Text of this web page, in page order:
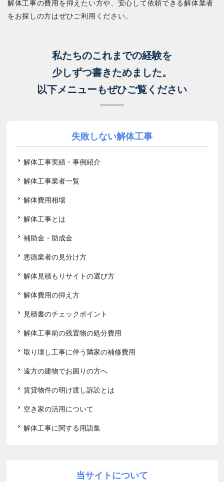
解体工事の費用を抑えたい方や、安心して依頼できる解体業者
をお探しの方はぜひご利用ください。
私たちのこれまでの経験を
少しずつ書きためました。
以下メニューもぜひご覧ください
失敗しない解体工事
解体工事実績・事例紹介
解体工事業者一覧
解体費用相場
解体工事とは
補助金・助成金
悪徳業者の見分け方
解体見積もりサイトの選び方
解体費用の抑え方
見積書のチェックポイント
解体工事前の残置物の処分費用
取り壊し工事に伴う隣家の補修費用
遠方の建物でお困りの方へ
賃貸物件の明け渡し訴訟とは
空き家の活用について
解体工事に関する用語集
当サイトについて